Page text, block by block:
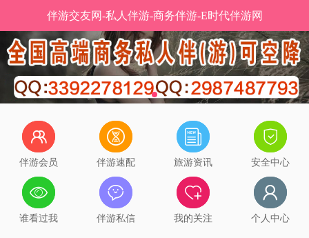
伴游交友网-私人伴游-商务伴游-E时代伴游网
伴游会员 伴游速配 旅游资讯 安全中心
谁看过我 伴游私信 我的关注 个人中心